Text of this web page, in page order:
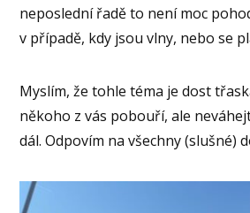
neposlední řadě to není moc
v případě, kdy jsou vlny, nebo se
Myslím, že tohle téma je dost
někoho z vás pobouří, ale
dál. Odpovím na všechny (slušné)